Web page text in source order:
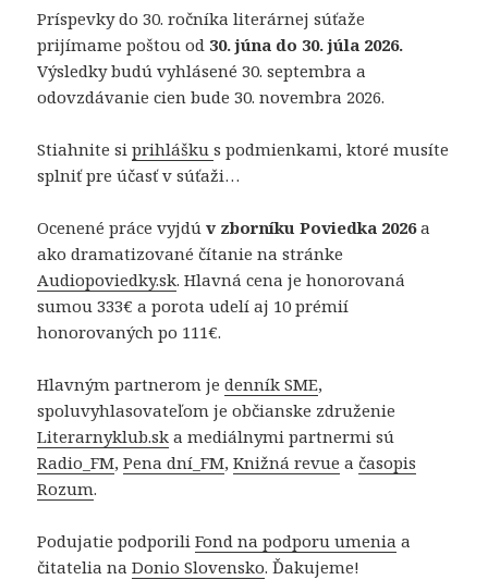
Príspevky do 30. ročníka literárnej súťaže
prijímame poštou od 30. júna do 30. júla 2026.
Výsledky budú vyhlásené 30. septembra a
odovzdávanie cien bude 30. novembra 2026.
Stiahnite siprihláškus podmienkami, ktoré musíte
splniť pre účasť v súťaži…
Ocenené práce vyjdúv zborníku Poviedka 2026a
ako dramatizované čítanie na stránke
Audiopoviedky.sk. Hlavná cena je honorovaná
sumou 333€ a porota udelí aj 10 prémií
honorovaných po 111€.
Hlavným partnerom jedenník SME,
spoluvyhlasovateľom je občianske združenie
Literarnyklub.sk a mediálnymi partnermi sú
Radio_FM,Pena dní_FM,Knižná revue ačasopis
Rozum.
Podujatie podporiliFond na podporu umenia a
čitatelia naDonio Slovensko. Ďakujeme!